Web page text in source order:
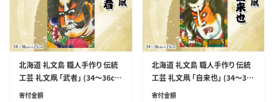
北海道 礼文島 職人手作り 伝統
工芸 礼文凧 「武者」 (34～36cm
×25cm) ［秋元真澄］【 凧 たこ
寄付金額
北海道 礼文島 職人手作り 伝統
工芸 礼文凧 「自来也」 (34～36c
m×25cm) ［秋元真澄］【 凧 たこ
寄付金額